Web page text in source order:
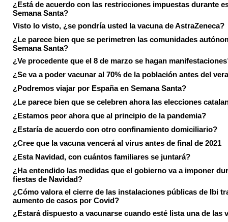
¿Está de acuerdo con las restricciones impuestas durante
Semana Santa?
Visto lo visto, ¿se pondría usted la vacuna de AstraZeneca?
¿Le parece bien que se perimetren las comunidades
Semana Santa?
¿Ve procedente que el 8 de marzo se hagan
¿Se va a poder vacunar al 70% de la población antes del
¿Podremos viajar por España en Semana Santa?
¿Le parece bien que se celebren ahora las elecciones
¿Estamos peor ahora que al principio de la pandemia?
¿Estaría de acuerdo con otro confinamiento domiciliario?
¿Cree que la vacuna vencerá al virus antes de final de 2021
¿Esta Navidad, con cuántos familiares se juntará?
¿Ha entendido las medidas que el gobierno va a imponer
fiestas de Navidad?
¿Cómo valora el cierre de las instalaciones públicas de Ibi
aumento de casos por Covid?
¿Estará dispuesto a vacunarse cuando esté lista una de las